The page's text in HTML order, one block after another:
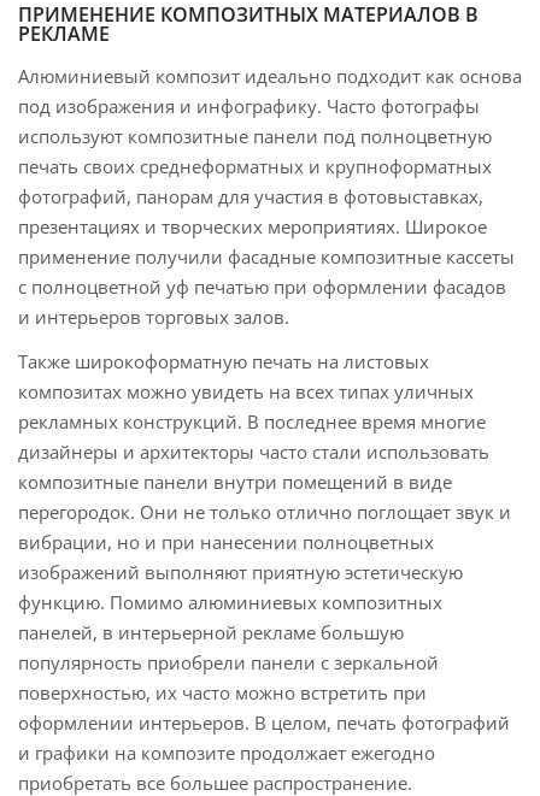
ПРИМЕНЕНИЕ КОМПОЗИТНЫХ МАТЕРИАЛОВ В
РЕКЛАМЕ
Алюминиевый композит идеально подходит как основа
под изображения и инфографику. Часто фотографы
используют композитные панели под полноцветную
печать своих среднеформатных и крупноформатных
фотографий, панорам для участия в фотовыставках,
презентациях и творческих мероприятиях. Широкое
применение получили фасадные композитные кассеты
с полноцветной уф печатью при оформлении фасадов
и интерьеров торговых залов.
Также широкоформатную печать на листовых
композитах можно увидеть на всех типах уличных
рекламных конструкций. В последнее время многие
дизайнеры и архитекторы часто стали использовать
композитные панели внутри помещений в виде
перегородок. Они не только отлично поглощает звук и
вибрации, но и при нанесении полноцветных
изображений выполняют приятную эстетическую
функцию. Помимо алюминиевых композитных
панелей, в интерьерной рекламе большую
популярность приобрели панели с зеркальной
поверхностью, их часто можно встретить при
оформлении интерьеров. В целом, печать фотографий
и графики на композите продолжает ежегодно
приобретать все большее распространение.